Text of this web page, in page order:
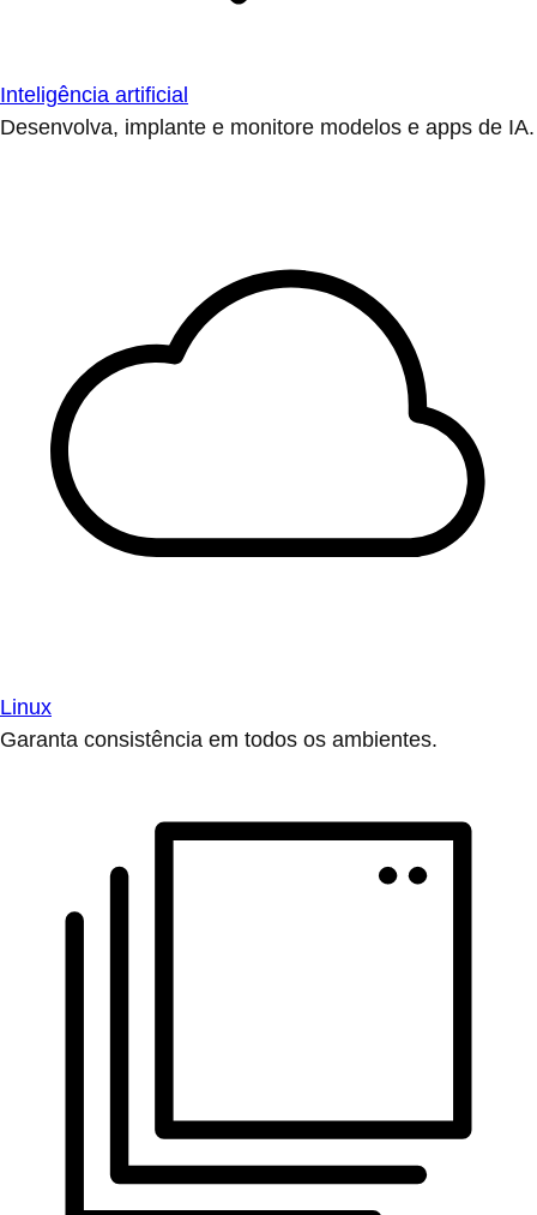
Inteligência artificial
Desenvolva, implante e monitore modelos e apps de IA.
Linux
Garanta consistência em todos os ambientes.